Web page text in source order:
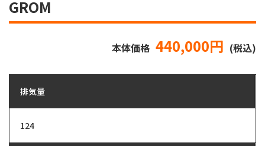
GROM
本体価格 440,000円 (税込)
排気量
124